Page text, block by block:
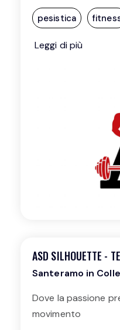
pratica sportiva
massimizzare le
individuo, sia esso
ambiente ideale per
personalizzati e
pesistica
Leggi di più
ASD SILHOUETTE -
Santeramo in Colle
Dove la passione
movimento